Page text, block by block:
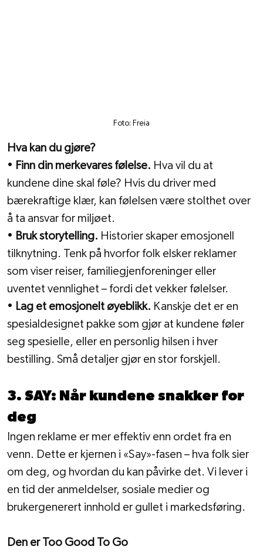
Foto: Freia
Hva kan du gjøre?
• Finn din merkevares følelse. Hva vil du at
kundene dine skal føle? Hvis du driver med
bærekraftige klær, kan følelsen være stolthet over
å ta ansvar for miljøet.
• Bruk storytelling. Historier skaper emosjonell
tilknytning. Tenk på hvorfor folk elsker reklamer
som viser reiser, familiegjenforeninger eller
uventet vennlighet – fordi det vekker følelser.
• Lag et emosjonelt øyeblikk. Kanskje det er en
spesialdesignet pakke som gjør at kundene føler
seg spesielle, eller en personlig hilsen i hver
bestilling. Små detaljer gjør en stor forskjell.
3. SAY: Når kundene snakker for
deg
Ingen reklame er mer effektiv enn ordet fra en
venn. Dette er kjernen i «Say»-fasen – hva folk sier
om deg, og hvordan du kan påvirke det. Vi lever i
en tid der anmeldelser, sosiale medier og
brukergenerert innhold er gullet i markedsføring.
Den er Too Good To Go